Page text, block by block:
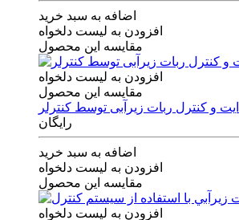
اضافه به سبد خرید
افزودن به لیست دلخواه
مقایسه این محصول
افزودن به لیست دلخواه
مقایسه این محصول
رایگان
اضافه به سبد خرید
افزودن به لیست دلخواه
مقایسه این محصول
افزودن به لیست دلخواه